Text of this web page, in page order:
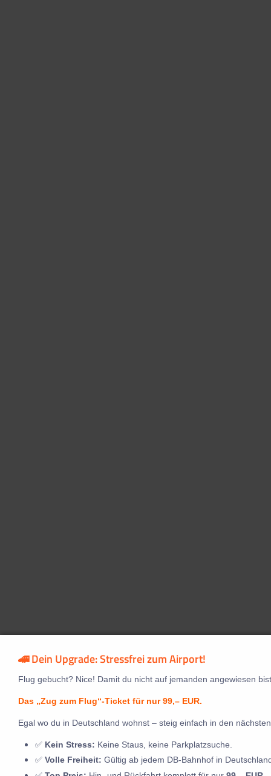
🚄 Dein Upgrade: Stressfrei zum Airport!
Flug gebucht? Nice! Damit du nicht auf jemanden angewiesen
Das „Zug zum Flug“-Ticket für nur 99,– EUR.
Egal wo du in Deutschland wohnst – steig einfach in den
✅ Kein Stress: Keine Staus, keine Parkplatzsuche.
✅ Volle Freiheit: Gültig ab jedem DB-Bahnhof in